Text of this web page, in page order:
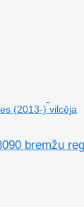
(2013-) vilcēja
bremžu